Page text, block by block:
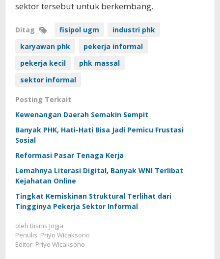
sektor tersebut untuk berkembang.
Ditag fisipol ugm
industri phk
karyawan phk
pekerja informal
pekerja kecil
phk massal
sektor informal
Posting Terkait
Kewenangan Daerah Semakin Sempit
Banyak PHK, Hati-Hati Bisa Jadi Pemicu Frustasi
Sosial
Reformasi Pasar Tenaga Kerja
Lemahnya Literasi Digital, Banyak WNI Terlibat
Kejahatan Online
Tingkat Kemiskinan Struktural Terlihat dari
Tingginya Pekerja Sektor Informal
oleh Bisnis Jogja
Penulis: Priyo Wicaksono
Editor: Priyo Wicaksono